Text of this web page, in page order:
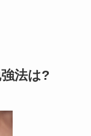
法は?